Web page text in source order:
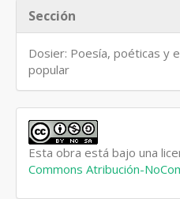
Sección
Dosier: Poesía, poéticas y
popular
Esta obra está bajo una
Commons Atribución-